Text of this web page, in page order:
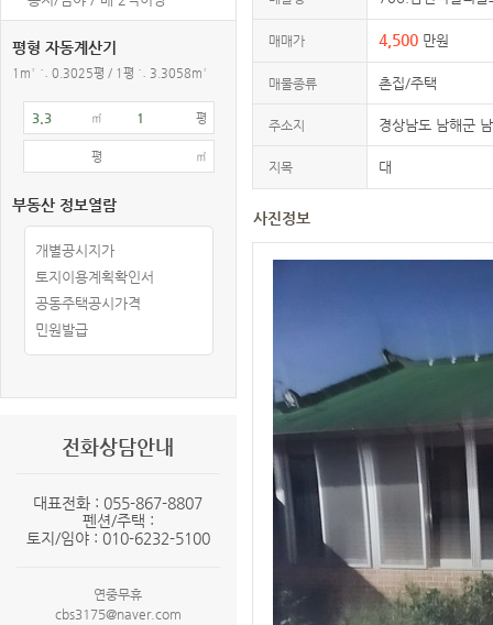
평형 자동계산기
1m² ≒ 0.3025평 / 1평 ≒ 3.3058m²
㎡ 평
평 ㎡
부동산 정보열람
개별공시지가
토지이용계획확인서
공동주택공시가격
민원발급
전화상담안내
대표전화 : 055-867-8807
펜션/주택 :
토지/임야 : 010-6232-5100
연중무휴
cbs3175@naver.com
매매가 4,500 만원
매물종류 촌집/주택
주소지 경상남도 남해군
지목 대
사진정보